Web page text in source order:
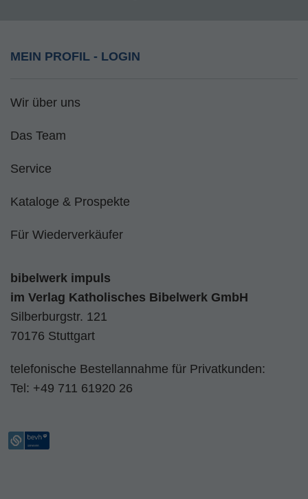
MEIN PROFIL - LOGIN
Wir über uns
Das Team
Service
Kataloge & Prospekte
Für Wiederverkäufer
bibelwerk impuls
im Verlag Katholisches Bibelwerk GmbH
Silberburgstr. 121
70176 Stuttgart
telefonische Bestellannahme für Privatkunden:
Tel: +49 711 61920 26